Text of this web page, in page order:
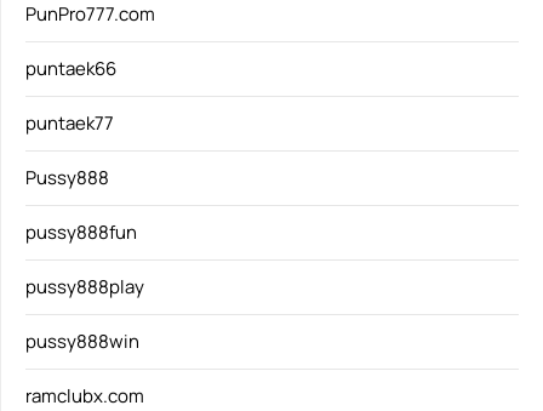
PunPro777.com
puntaek66
puntaek77
Pussy888
pussy888fun
pussy888play
pussy888win
ramclubx.com